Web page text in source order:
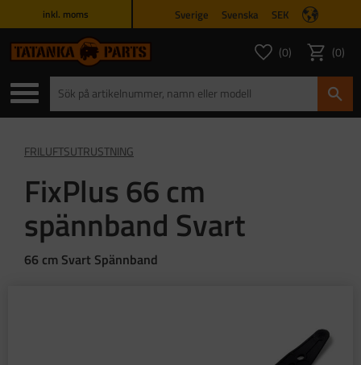
inkl. moms Sverige Svenska SEK
Favoriter
ANTAL
0 Kundvagn
0
FRILUFTSUTRUSTNING
FixPlus 66 cm
spännband Svart
66 cm Svart Spännband